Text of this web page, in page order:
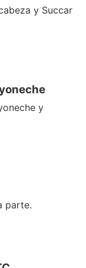
y Succar
y
parte.